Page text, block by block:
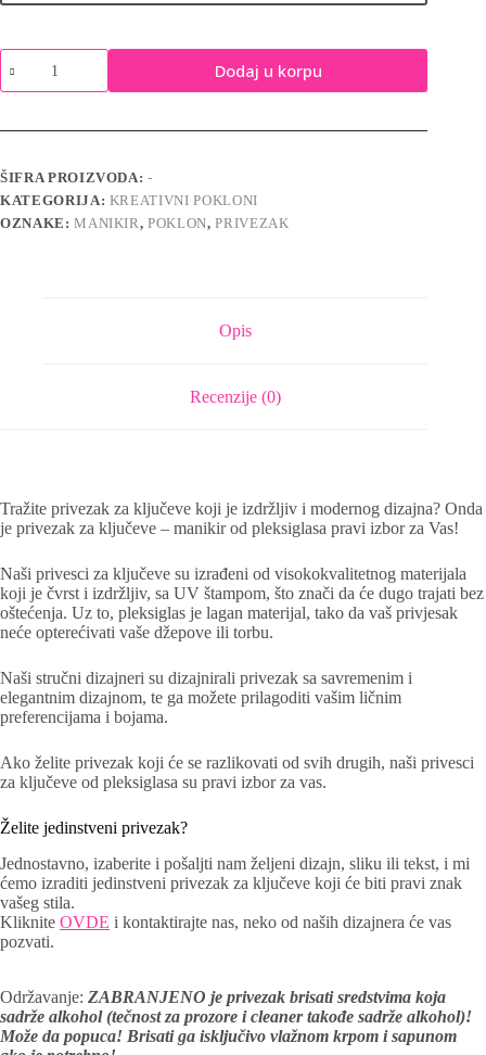
Privezak
za
ključeve
Minnie
Dodaj u korpu
ŠIFRA PROIZVODA:-
KATEGORIJA: KREATIVNI POKLONI
OZNAKE:MANIKIR,POKLON,PRIVEZAK
Opis
Recenzije (0)
Tražite privezak za ključeve koji je izdržljiv i modernog dizajna? Onda
je privezak za ključeve – manikir od pleksiglasa pravi izbor za Vas!
Naši privesci za ključeve su izrađeni od visokokvalitetnog materijala
koji je čvrst i izdržljiv, sa UV štampom, što znači da će dugo trajati bez
oštećenja. Uz to, pleksiglas je lagan materijal, tako da vaš privjesak
neće opterećivati vaše džepove ili torbu.
Naši stručni dizajneri su dizajnirali privezak sa savremenim i
elegantnim dizajnom, te ga možete prilagoditi vašim ličnim
preferencijama i bojama.
Ako želite privezak koji će se razlikovati od svih drugih, naši privesci
za ključeve od pleksiglasa su pravi izbor za vas.
Želite jedinstveni privezak?
Jednostavno, izaberite i pošaljti nam željeni dizajn, sliku ili tekst, i mi
ćemo izraditi jedinstveni privezak za ključeve koji će biti pravi znak
vašeg stila.
Kliknite OVDE i kontaktirajte nas, neko od naših dizajnera će vas
pozvati.
Održavanje: ZABRANJENO je privezak brisati sredstvima koja
sadrže alkohol (tečnost za prozore i cleaner takođe sadrže alkohol)!
Može da popuca! Brisati ga isključivo vlažnom krpom i sapunom